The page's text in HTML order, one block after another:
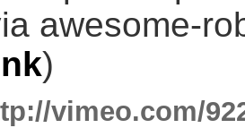
awesome-
)
vimeo.com/